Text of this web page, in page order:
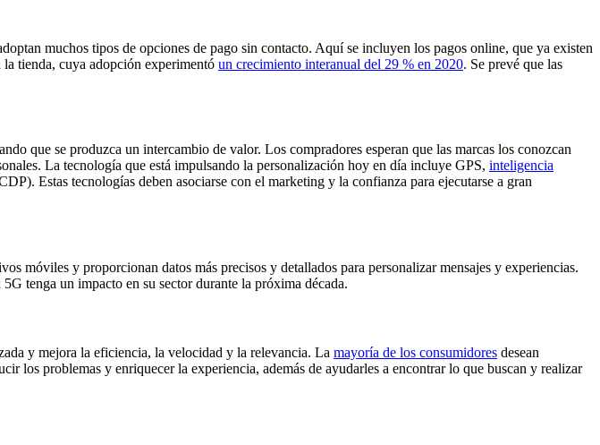
muchos tipos de opciones de pago sin contacto. Aquí se incluyen los pagos online, que ya existen
la tienda, cuya adopción experimentó un crecimiento interanual del 29 % en 2020. Se prevé que las
que se produzca un intercambio de valor. Los compradores esperan que las marcas los conozcan
La tecnología que está impulsando la personalización hoy en día incluye GPS, inteligencia
Estas tecnologías deben asociarse con el marketing y la confianza para ejecutarse a gran
móviles y proporcionan datos más precisos y detallados para personalizar mensajes y experiencias.
tenga un impacto en su sector durante la próxima década.
y mejora la eficiencia, la velocidad y la relevancia. La mayoría de los consumidores desean
los problemas y enriquecer la experiencia, además de ayudarles a encontrar lo que buscan y realizar